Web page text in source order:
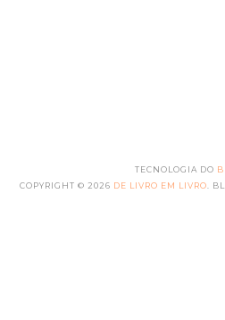
TECNOLOGIA DO
COPYRIGHT © 2026 DE LIVRO EM LIVRO .